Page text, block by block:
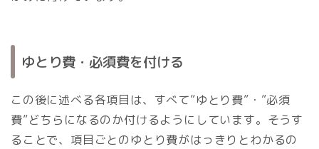
ゆとり費・必須費を付ける
この後に述べる各項目は、すべて”ゆとり費”・”必須
費”どちらになるのか付けるようにしています。そうす
ることで、項目ごとのゆとり費がはっきりとわかるの